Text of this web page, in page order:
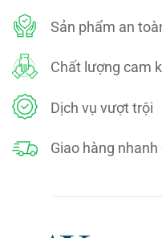
Sản phẩm an
Chất lượng cam
Dịch vụ vượt trội
Giao hàng nhanh